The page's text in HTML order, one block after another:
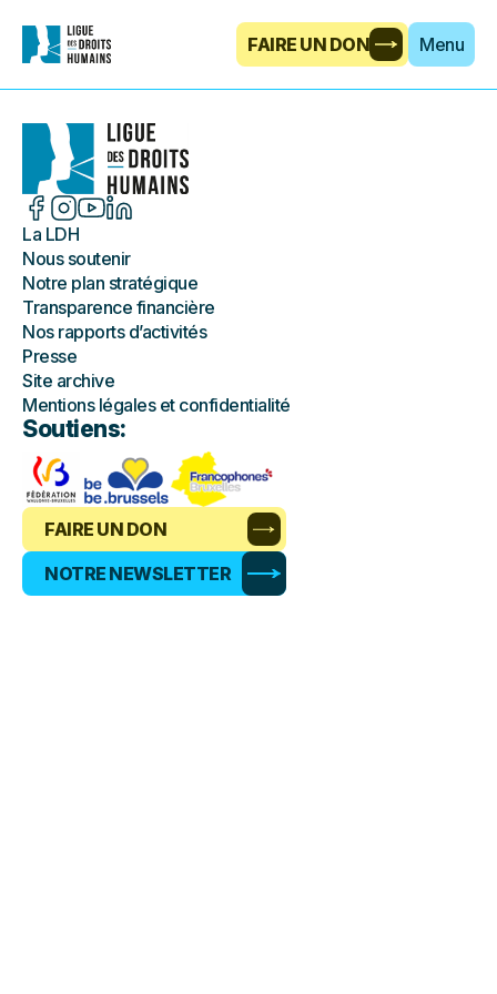
FAIRE UN DON Menu
La LDH
Nous soutenir
Notre plan stratégique
Transparence financière
Nos rapports d’activités
Presse
Site archive
Mentions légales et confidentialité
Soutiens:
FAIRE UN DON
NOTRE NEWSLETTER